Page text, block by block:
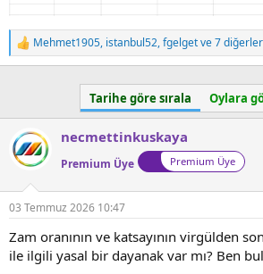
T
e
l
e
r
:
Mehmet1905, istanbul52,fgelgetve 7
Tarihe göre sırala Oylara
necmettinkuskaya
Premium Üye Premium Üye
03 Temmuz 2026 10:47
Zam oranının ve katsayının virgülden
ile ilgili yasal bir dayanak var mı? Ben